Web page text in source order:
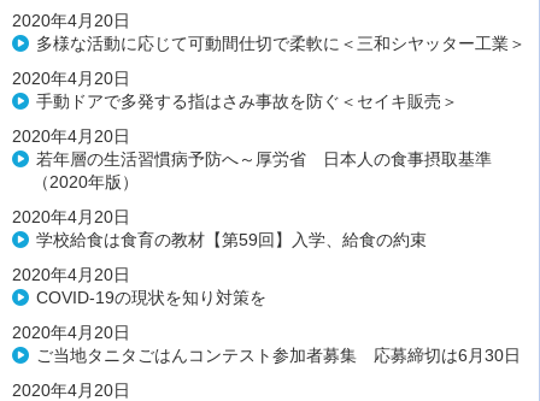
2020年4月20日
多様な活動に応じて可動間仕切で柔軟に＜三和シヤッター工業＞
2020年4月20日
手動ドアで多発する指はさみ事故を防ぐ＜セイキ販売＞
2020年4月20日
若年層の生活習慣病予防へ～厚労省 日本人の食事摂取基準
（2020年版）
2020年4月20日
学校給食は食育の教材【第59回】入学、給食の約束
2020年4月20日
COVID‐19の現状を知り対策を
2020年4月20日
ご当地タニタごはんコンテスト参加者募集 応募締切は6月30日
2020年4月20日